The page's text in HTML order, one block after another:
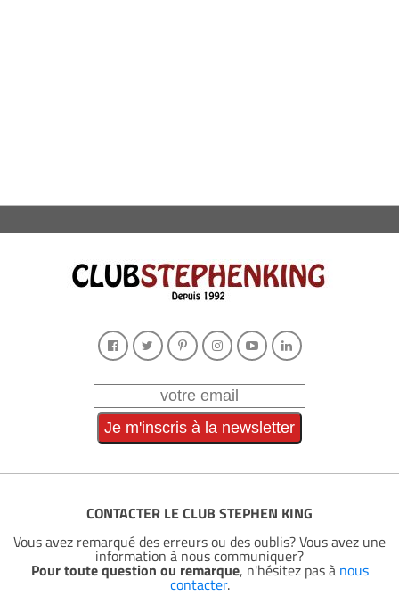
CONTACTER LE CLUB STEPHEN KING
Vous avez remarqué des erreurs ou des oublis? Vous avez une
information à nous communiquer?
Pour toute question ou remarque, n'hésitez pas à nous
contacter.